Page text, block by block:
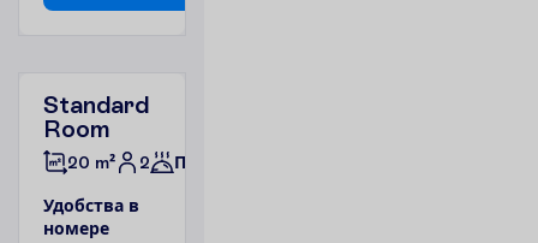
Standard
Room
20 m² 2 Полупансион
Удобства в
номере